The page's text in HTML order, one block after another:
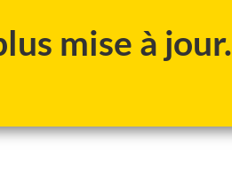
mise à jour.